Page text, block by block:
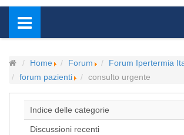
Home Forum
Forum Ipertermia
forum pazienti
consulto urgente
Indice delle categorie
Discussioni recenti